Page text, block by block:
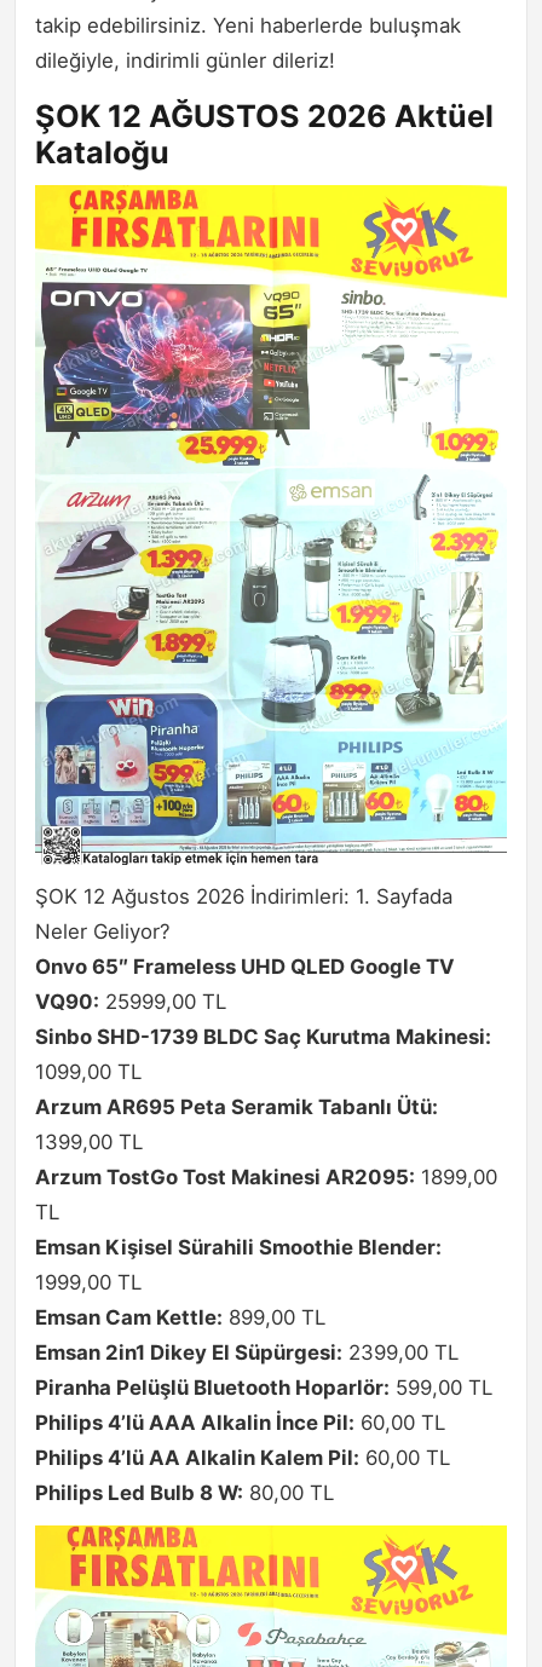
takip edebilirsiniz. Yeni haberlerde buluşmak
dileğiyle, indirimli günler dileriz!
ŞOK 12 AĞUSTOS 2026 Aktüel
Kataloğu
ŞOK 12 Ağustos 2026 İndirimleri: 1. Sayfada
Neler Geliyor?
Onvo 65″ Frameless UHD QLED Google TV
VQ90: 25999,00 TL
Sinbo SHD-1739 BLDC Saç Kurutma Makinesi:
1099,00 TL
Arzum AR695 Peta Seramik Tabanlı Ütü:
1399,00 TL
Arzum TostGo Tost Makinesi AR2095: 1899,00
TL
Emsan Kişisel Sürahili Smoothie Blender:
1999,00 TL
Emsan Cam Kettle: 899,00 TL
Emsan 2in1 Dikey El Süpürgesi: 2399,00 TL
Piranha Pelüşlü Bluetooth Hoparlör: 599,00 TL
Philips 4’lü AAA Alkalin İnce Pil: 60,00 TL
Philips 4’lü AA Alkalin Kalem Pil: 60,00 TL
Philips Led Bulb 8 W: 80,00 TL